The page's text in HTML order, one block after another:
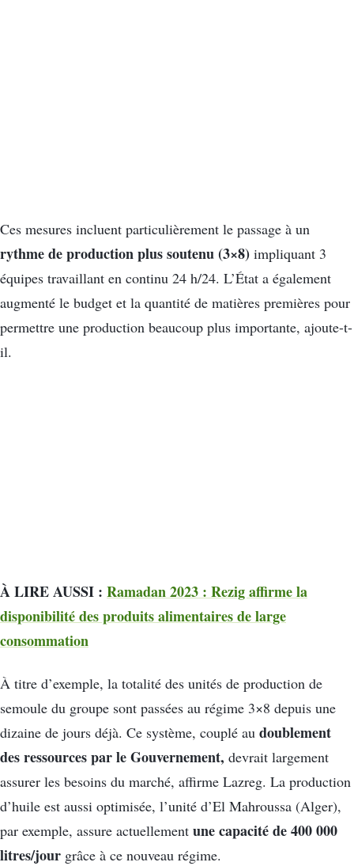
Ces mesures incluent particulièrement le passage à un
rythme de production plus soutenu(3×8) impliquant 3
équipes travaillant en continu 24 h/24. L’État a également
augmenté le budget et la quantité de matières premières pour
permettre une production beaucoup plus importante, ajoute-t-
il.
À LIRE AUSSI : Ramadan 2023 : Rezig affirme la
disponibilité des produits alimentaires de large
consommation
À titre d’exemple, la totalité des unités de production de
semoule du groupe sont passées au régime 3×8 depuis une
dizaine de jours déjà. Ce système, couplé au doublement
des ressources par le Gouvernement, devrait largement
assurer les besoins du marché, affirme Lazreg. La production
d’huile est aussi optimisée, l’unité d’El Mahroussa (Alger),
par exemple, assure actuellement une capacité de 400 000
litres/jour grâce à ce nouveau régime.